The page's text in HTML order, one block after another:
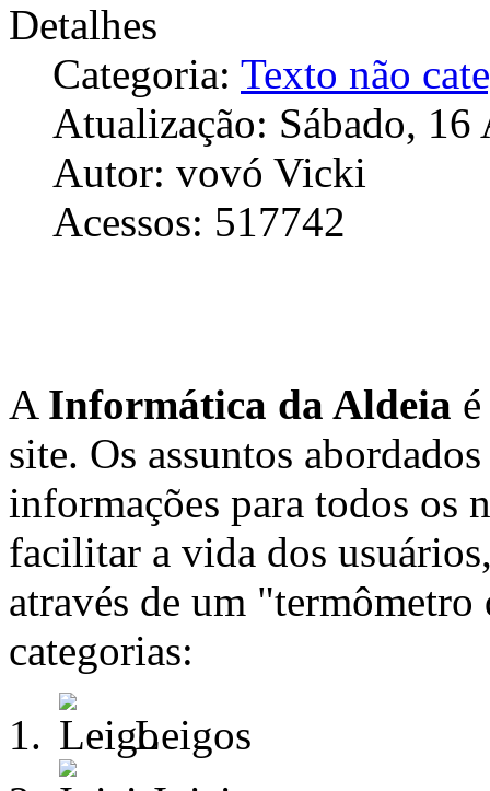
Detalhes
Categoria: Texto não
Atualização: Sábado,
Autor: vovó Vicki
Acessos: 517742
A Informática da Aldeia
site. Os assuntos
informações para todos os
facilitar a vida dos
através de um
categorias:
Leigos